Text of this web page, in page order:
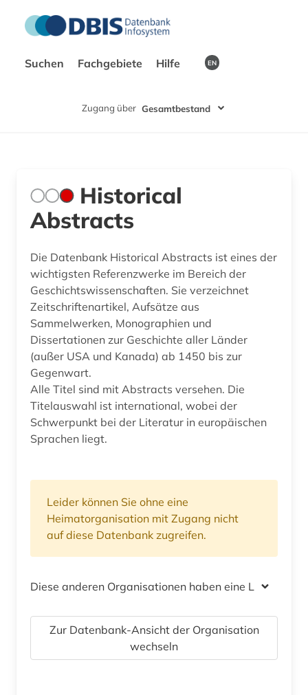
Suchen Fachgebiete Hilfe EN
Zugang über Gesamtbestand
Historical
Abstracts
Die Datenbank Historical Abstracts ist eines der
wichtigsten Referenzwerke im Bereich der
Geschichtswissenschaften. Sie verzeichnet
Zeitschriftenartikel, Aufsätze aus
Sammelwerken, Monographien und
Dissertationen zur Geschichte aller Länder
(außer USA und Kanada) ab 1450 bis zur
Gegenwart.
Alle Titel sind mit Abstracts versehen. Die
Titelauswahl ist international, wobei der
Schwerpunkt bei der Literatur in europäischen
Sprachen liegt.
Leider können Sie ohne eine
Heimatorganisation mit Zugang nicht
auf diese Datenbank zugreifen.
Diese anderen Organisationen haben eine Lizenz
Zur Datenbank-Ansicht der Organisation
wechseln